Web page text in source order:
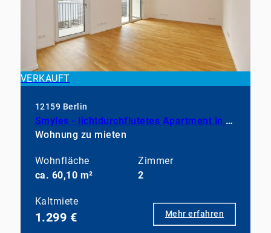
VERKAUFT
12159 Berlin
Smyles - lichtdurchflutetes Apartment in neuwertigem Zustand
Wohnung zu mieten
Wohnfläche
ca. 60,10 m²
Zimmer
2
Kaltmiete
1.299 € Mehr erfahren